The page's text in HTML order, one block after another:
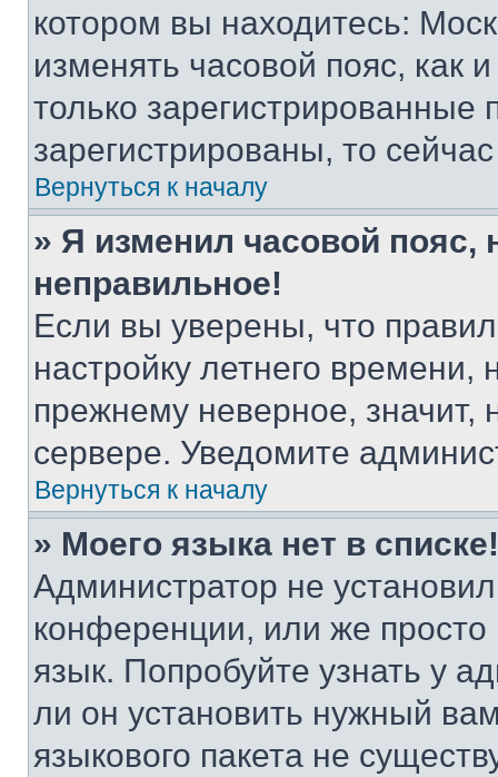
котором вы находитесь:
изменять часовой пояс, как
только
зарегистрированы, то
Вернуться к началу
» Я изменил часовой пояс,
неправильное!
Если вы уверены, что
настройку летнего
прежнему неверное, значит,
сервере. Уведомите
Вернуться к началу
» Моего языка нет в списке!
Администратор не
конференции, или же
язык. Попробуйте узнать у
ли он установить нужный
языкового пакета не